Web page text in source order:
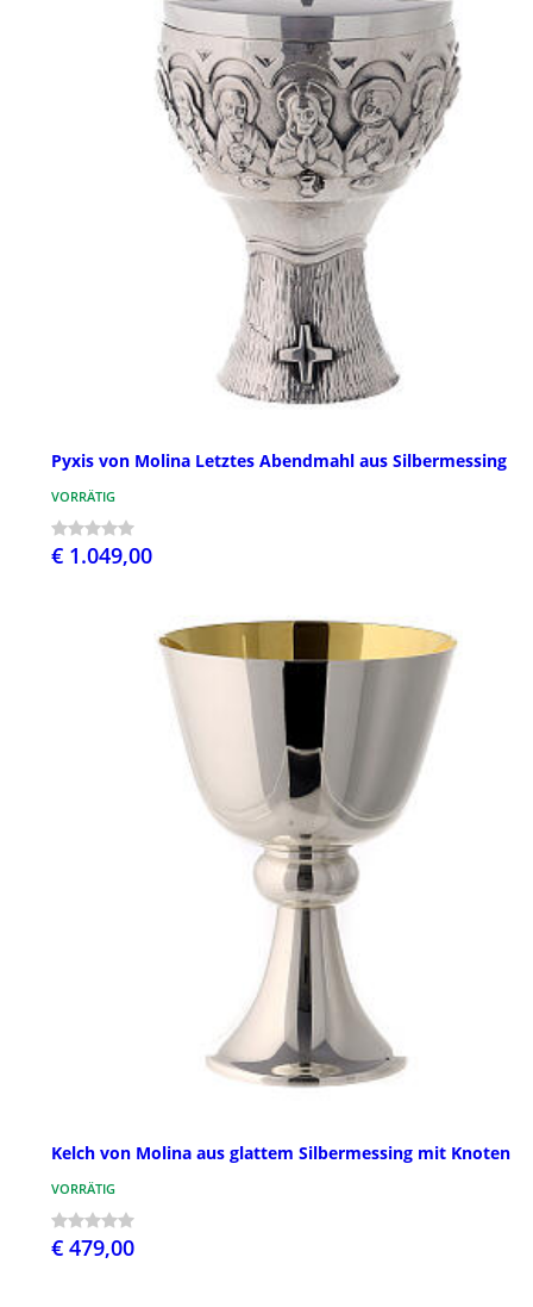
Pyxis von Molina Letztes Abendmahl aus Silbermessing
VORRÄTIG
€ 1.049,00
Kelch von Molina aus glattem Silbermessing mit Knoten
VORRÄTIG
€ 479,00